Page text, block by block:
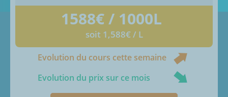
1588€ / 1000L
soit 1,588€ / L
Evolution du cours cette semaine
Evolution du prix sur ce mois